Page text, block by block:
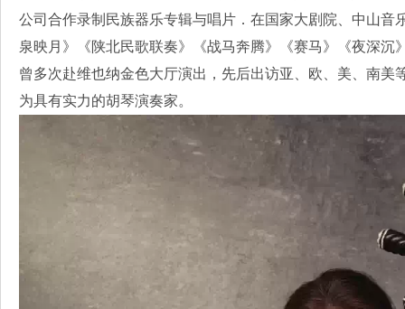
公司合作录制民族器乐专辑与唱片．在国家大剧院、中山音
泉映月》《陕北民歌联奏》《战马奔腾》《赛马》《夜深沉
曾多次赴维也纳金色大厅演出，先后出访亚、欧、美、南美
为具有实力的胡琴演奏家。